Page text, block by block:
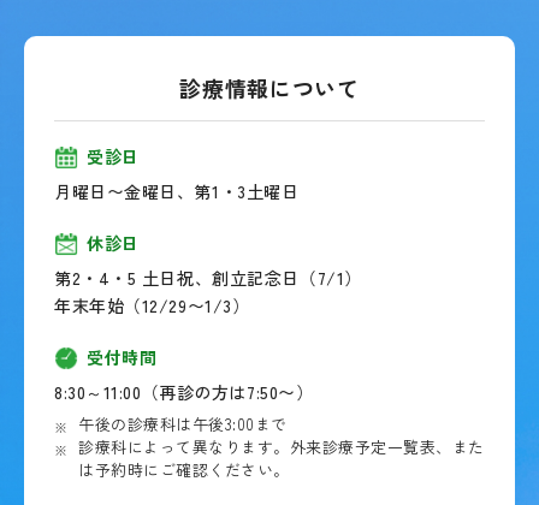
診療情報について
受診日
月曜日〜金曜日、第1・3土曜日
休診日
第2・4・5 土日祝、創立記念日（7/1）
年末年始（12/29〜1/3）
受付時間
8:30～11:00（再診の方は7:50〜）
午後の診療科は午後3:00まで
診療科によって異なります。外来診療予定一覧表、また
は予約時にご確認ください。